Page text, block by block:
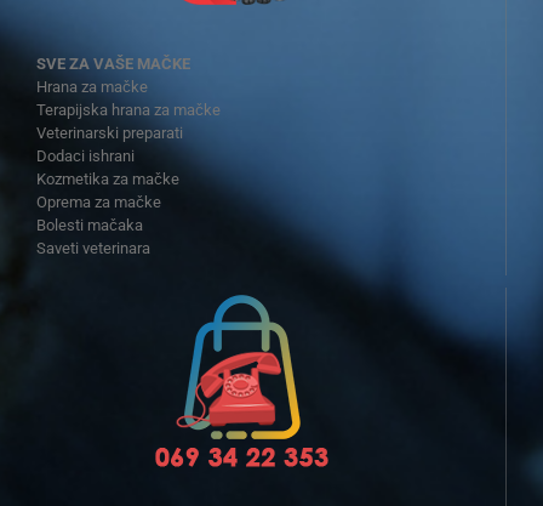
SVE ZA VAŠE MAČKE
Hrana za mačke
Terapijska hrana za mačke
Veterinarski preparati
Dodaci ishrani
Kozmetika za mačke
Oprema za mačke
Bolesti mačaka
Saveti veterinara